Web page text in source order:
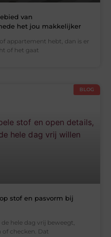
van
het jou makkelijker
appartement hebt, dan is er
of het gaat
BLOG
stof en pasvorm bij
hele dag vrij beweegt,
of checken. Dat